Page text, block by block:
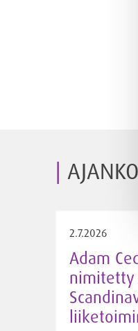
2.7.2026
Adam
nimitetty